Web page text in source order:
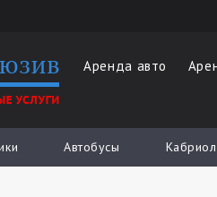
Аренда авто
Автобусы